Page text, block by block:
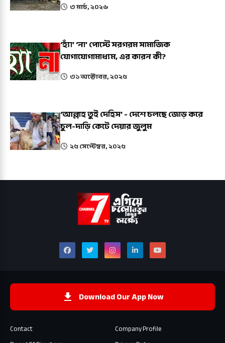
৩ মার্চ, ২০২৬
‘হ্যাঁ’ ‘না’ পোস্টে সরগরম সামাজিক
যোগাযোগামাধ্যম, এর কারন কী?
৩১ অক্টোবর, ২০২৫
‘আল্লাহ তুই দেহিস’ - দেশে চলছে জোড় করে
চুল-দাড়ি কেটে দেয়ার জুলুম
২৫ সেপ্টেম্বর, ২০২৫
Download Our App Now
Contact
Company Profile